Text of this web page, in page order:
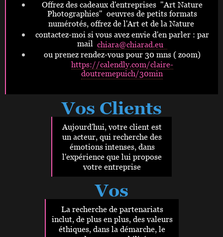
Offrez des cadeaux d'entreprises "Art Nature
Photographies" oeuvres de petits formats
numérotés, offrez de l'Art et de la Nature
contactez-moi si vous avez envie d'en parler : par
mail chiara@chiarad.eu
ou prenez rendez-vous pour 30 mns ( zoom)
https://calendly.com/claire-
doutremepuich/30min
Vos Clients
Aujourd'hui, votre client est
un acteur, qui recherche des
émotions intenses, dans
l'expérience que lui propose
votre entreprise
Vos
Partenaires
La recherche de partenariats
inclut, de plus en plus, des valeurs
éthiques, dans la démarche, le